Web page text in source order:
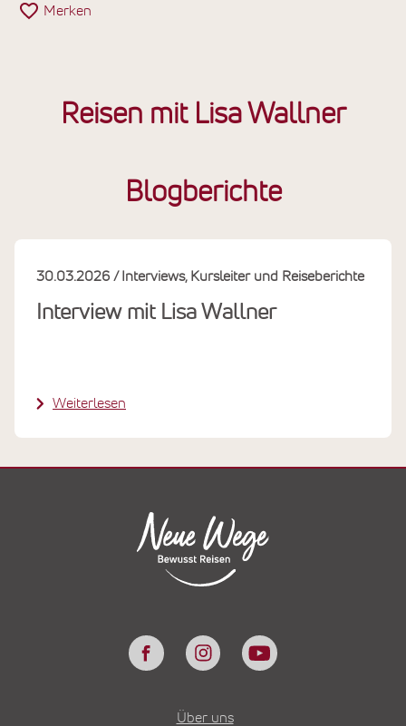
Merken
Reisen mit Lisa Wallner
Blogberichte
Interview mit Lisa Wallner
30.03.2026 Interviews Kursleiter und Reiseberichte
Weiterlesen
Über uns